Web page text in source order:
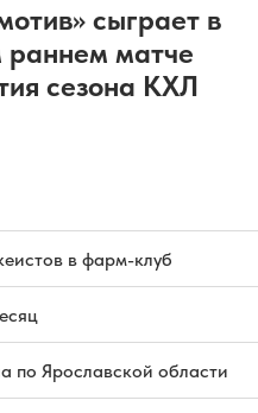
сыграет в
матче
сезона КХЛ
в фарм-клуб
по Ярославской области